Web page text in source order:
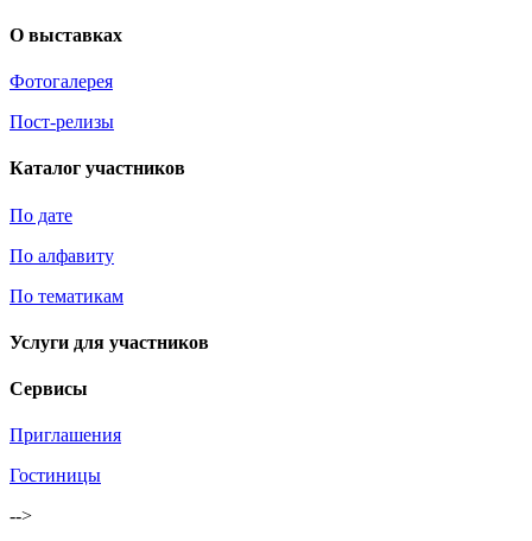
О выставках
Фотогалерея
Пост-релизы
Каталог участников
По дате
По алфавиту
По тематикам
Услуги для участников
Сервисы
Приглашения
Гостиницы
-->